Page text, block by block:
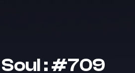
: #709